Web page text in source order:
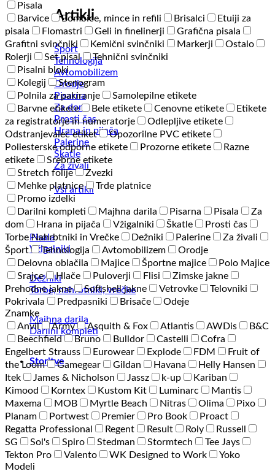
Artikli
Šport
Tehnologija
Avtomobilizem
Orodje
Pisarna
Za dom
Prosti čas
Hrana in pijača
Palerine
Škatle
Za živali
Vsi artikli
Pisala
Vžigalniki
Dežniki
Torbe, nahrbtniki, vrečke
Majhna darila
Darilni kompleti
Storitve
Pisala
Barvice
Bombice, mince in refili Brisalci
Etuiji za
pisala
Flomastri Geli in finelinerji
Grafična pisala
Grafitni svinčniki
Kemični svinčniki Markerji
Ostalo
Rolerji
Set pisal
Tehnični svinčniki
Pisalni bloki
Kolegij
Stenogram
Polnila za pakiranje
Samolepilne etikete
Barvne etikete
Bele etikete Cenovne etikete
Etikete
za registratorje in numeratorje
Odlepljive etikete
Odstranjevalec etiket
Opozorilne PVC etikete
Poliesterske odporne etikete
Prozorne etikete
Razne
etikete
Srebrne etikete
Stretch folije
Zvezki
Mehke platnice
Trde platnice
Promo izdelki
Darilni kompleti
Majhna darila Pisarna Pisala
Za
dom
Hrana in pijača Vžigalniki Škatle
Prosti čas
Torbe Nahrbtniki in Vrečke
Dežniki Palerine
Za živali
Šport
Tehnologija Avtomobilizem
Orodje
Delovna oblačila
Majice Športne majice
Polo Majice
Srajce
Hlače Puloverji Flisi
Zimske jakne
Prehodne jakne
Softshell jakne Vetrovke
Telovniki
Pokrivala
Predpasniki Brisače
Odeje
Znamke
Anvil
Army Asquith & Fox Atlantis AWDis
B&C
Beechfield
Bruno Bulldor Castelli
Cofra
Engelbert Strauss
Eurowear Explode FDM
Fruit of
the Loom
Gamegear Gildan Havana
Helly Hansen
Itek
James & Nicholson Jassz k-up
Kariban
Kimood
Korntex Kustom Kit Luminarc
Mantis
Maxema
MOB Myrtle Beach Nitras Olima
Pixo
Planam
Portwest Premier Pro Book
Proact
Regatta Professional
Regent Result Roly
Russell
SG
Sol's Spiro Stedman Stormtech
Tee Jays
Tekton Pro
Valento WK Designed to Work
Yoko
Modeli